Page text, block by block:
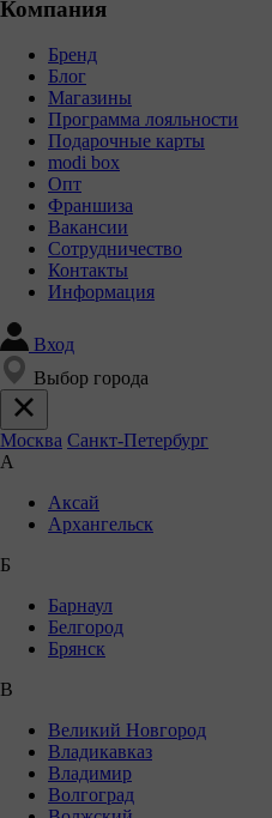
Компания
Бренд
Блог
Магазины
Программа лояльности
Подарочные карты
modi box
Опт
Франшиза
Вакансии
Сотрудничество
Контакты
Информация
Вход
Выбор города
Москва Санкт-Петербург
А
Аксай
Архангельск
Б
Барнаул
Белгород
Брянск
В
Великий Новгород
Владикавказ
Владимир
Волгоград